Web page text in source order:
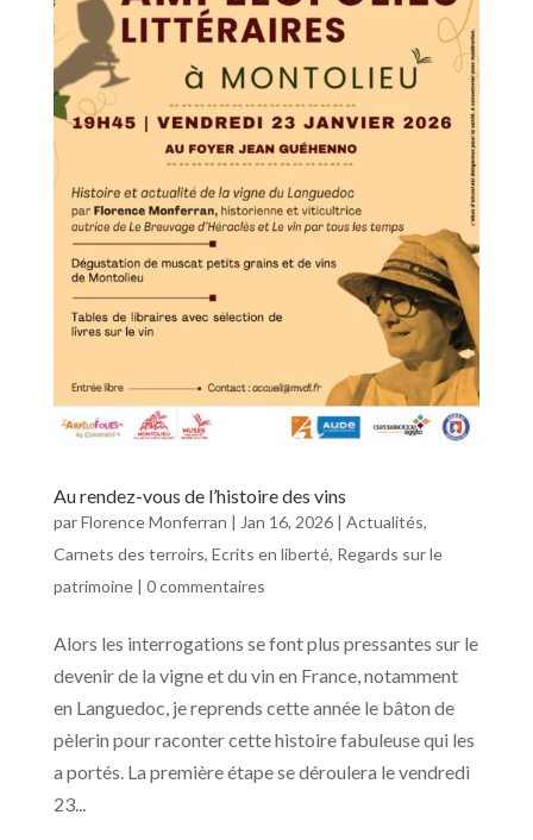
Au rendez-vous de l’histoire des vins
parFlorence Monferran | Jan 16, 2026| Actualités,
Carnets des terroirs, Ecrits en liberté, Regards sur le
patrimoine| 0 commentaires
Alors les interrogations se font plus pressantes sur le
devenir de la vigne et du vin en France, notamment
en Languedoc, je reprends cette année le bâton de
pèlerin pour raconter cette histoire fabuleuse qui les
a portés. La première étape se déroulera le vendredi
23...